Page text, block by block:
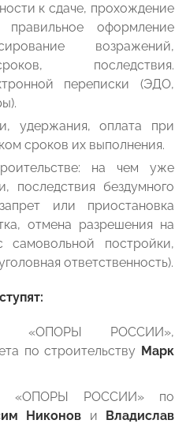
к сдаче, прохождение
оформление
возражений,
последствия.
переписки (ЭДО,
удержания, оплата при
сроков их выполнения.
на чем уже
последствия бездумного
или приостановка
отмена разрешения на
самовольной постройки,
ответственность).
«ОПОРЫ РОССИИ»,
по строительству Марк
«ОПОРЫ РОССИИ» по
Никонов и
Владислав